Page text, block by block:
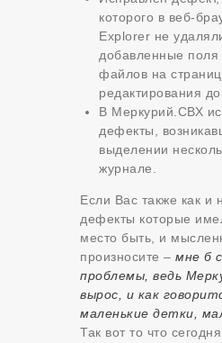
которого в веб-
Explorer не
добавленные
файлов на
редактирования
В Меркурий.СВХ
дефекты,
выделении
журнале.
Если Вас также как и
дефекты которые
место быть, и
произносите – мне б
проблемы, ведь
вырос, и как
маленькие детки,
Так вот то что